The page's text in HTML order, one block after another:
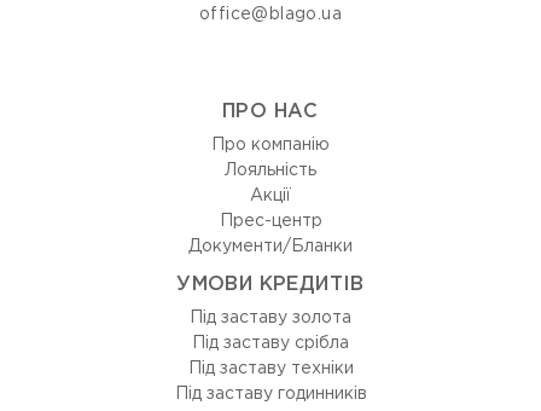
office@blago.ua
ПРО НАС
Про компанію
Лояльність
Акції
Прес-центр
Документи/Бланки
УМОВИ КРЕДИТІВ
Під заставу золота
Під заставу срібла
Під заставу техніки
Під заставу годинників